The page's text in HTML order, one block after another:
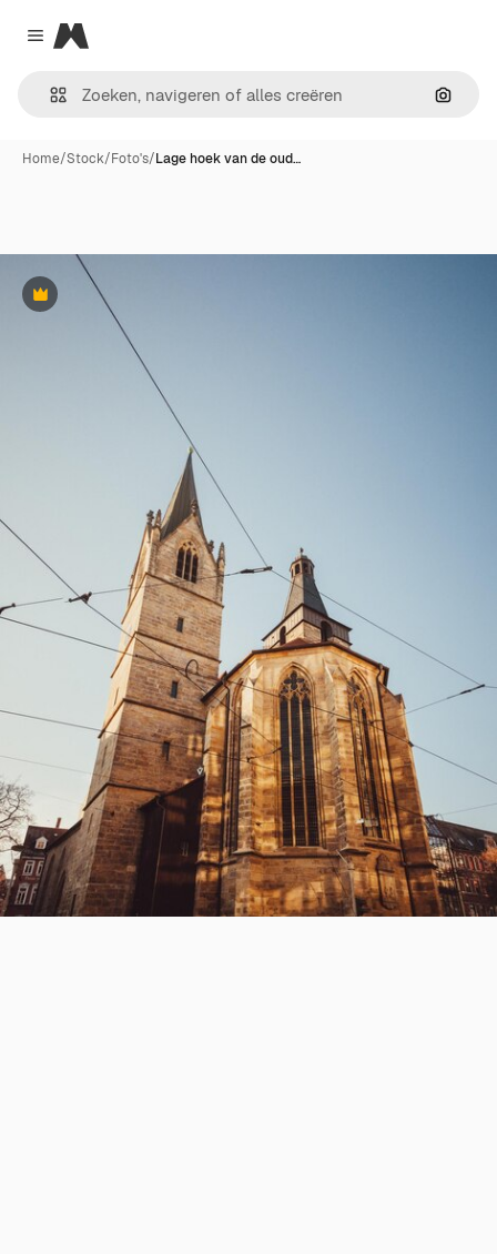
Close menu
Magnific
Home/Stock/Foto's/Lage hoek van de oud…
Premium